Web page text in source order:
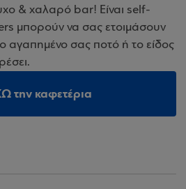
& χαλαρό bar! Είναι self-
μπορούν να σας ετοιμάσουν
αγαπημένο σας ποτό ή το είδος
την καφετέρια